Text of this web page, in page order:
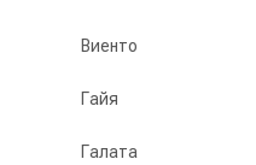
Виенто
Гайя
Галата